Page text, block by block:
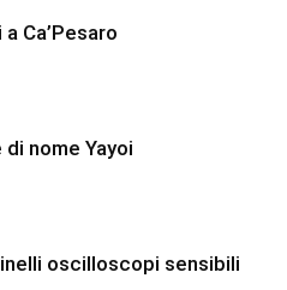
Ca’Pesaro
di nome Yayoi
oscilloscopi sensibili